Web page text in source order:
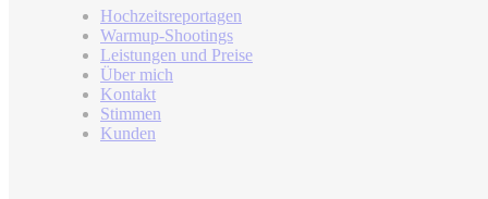
Hochzeitsreportagen
Warmup-Shootings
Leistungen und Preise
Über mich
Kontakt
Stimmen
Kunden